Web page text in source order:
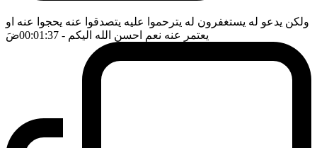
ولكن يدعو له يستغفرون له يترحموا عليه يتصدقوا عنه يحجوا عنه او
يعتمر عنه نعم احسن الله اليكم - 00:01:37 ضَ